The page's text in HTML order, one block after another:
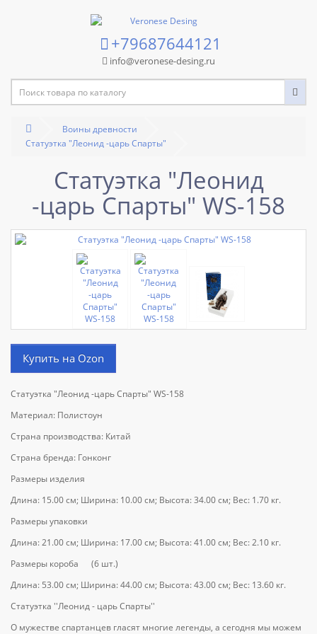
+79687644121
info@veronese-desing.ru
Воины древности
Статуэтка "Леонид -царь Спарты"
Статуэтка "Леонид
-царь Спарты" WS-158
Купить на Ozon
Статуэтка "Леонид -царь Спарты" WS-158
Материал: Полистоун
Страна производства: Китай
Страна бренда: Гонконг
Размеры изделия
Длина: 15.00 см; Ширина: 10.00 см; Высота: 34.00 см; Вес: 1.70 кг.
Размеры упаковки
Длина: 21.00 см; Ширина: 17.00 см; Высота: 41.00 см; Вес: 2.10 кг.
Размеры короба (6 шт.)
Длина: 53.00 см; Ширина: 44.00 см; Высота: 43.00 см; Вес: 13.60 кг.
Статуэтка ''Леонид - царь Спарты''
О мужестве спартанцев гласят многие легенды, а сегодня мы можем